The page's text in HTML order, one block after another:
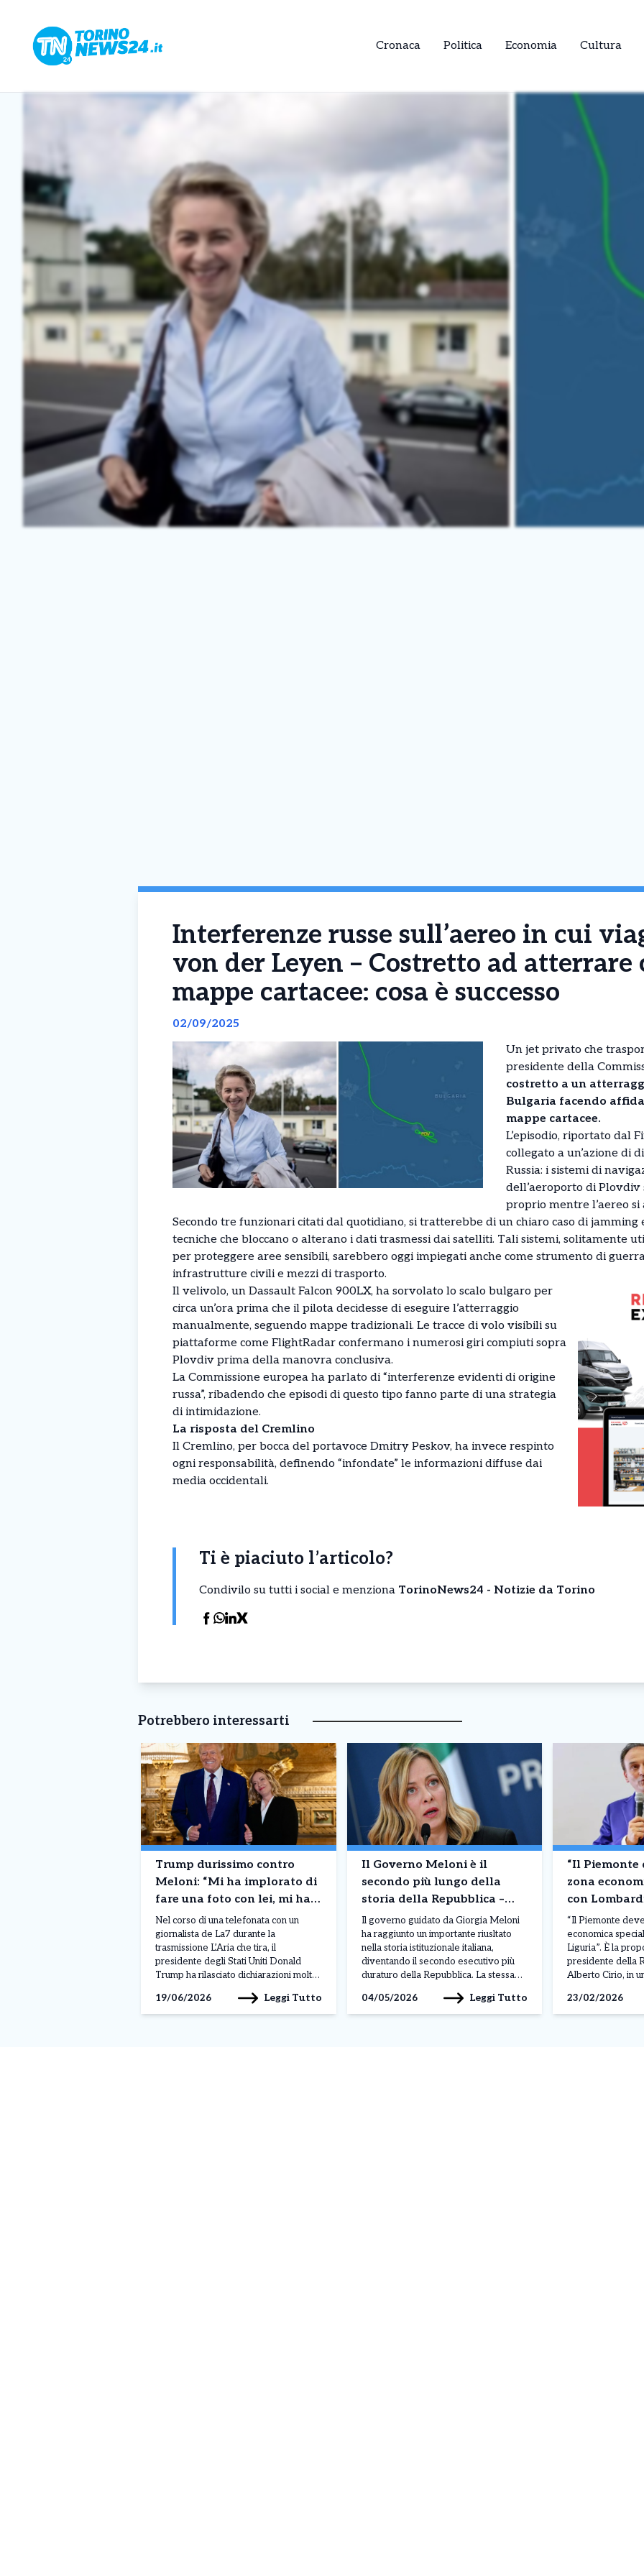
Cronaca Politica Economia Cultura
Interferenze russe sull’aereo in cui
von der Leyen – Costretto ad atterrare
mappe cartacee: cosa è successo
02/09/2025
Un jet privato che
presidente della
costretto a un
Bulgaria facendo
mappe cartacee.
L’episodio, riportato dal
collegato a un’azione di
Russia: i sistemi di
dell’aeroporto di
proprio mentre l’aereo
Secondo tre funzionari citati dal quotidiano, si tratterebbe di un chiaro caso di jamming
tecniche che bloccano o alterano i dati trasmessi dai satelliti. Tali sistemi, solitamente
per proteggere aree sensibili, sarebbero oggi impiegati anche come strumento di
infrastrutture civili e mezzi di trasporto.
Il velivolo, un Dassault Falcon 900LX, ha sorvolato lo scalo bulgaro per
circa un’ora prima che il pilota decidesse di eseguire l’atterraggio
manualmente, seguendo mappe tradizionali. Le tracce di volo visibili su
piattaforme come FlightRadar confermano i numerosi giri compiuti sopra
Plovdiv prima della manovra conclusiva.
La Commissione europea ha parlato di “interferenze evidenti di origine
russa”, ribadendo che episodi di questo tipo fanno parte di una strategia
di intimidazione.
La risposta del Cremlino
Il Cremlino, per bocca del portavoce Dmitry Peskov, ha invece respinto
ogni responsabilità, definendo “infondate” le informazioni diffuse dai
media occidentali.
Ti è piaciuto l’articolo?
Condivilo su tutti i social e menziona TorinoNews24 - Notizie da Torino
Potrebbero interessarti
Trump durissimo contro
Meloni: “Mi ha implorato di
fare una foto con lei, mi ha
fatto pena’”. La replica
Nel corso di una telefonata con un
giornalista de La7 durante la
trasmissione L’Aria che tira, il
presidente degli Stati Uniti Donald
Trump ha rilasciato dichiarazioni molto
Consiglio italiana Giorgia Meloni,
facendo riferimento a un incontro
19/06/2026 Leggi Tutto
Il Governo Meloni è il
secondo più lungo della
storia della Repubblica –
Superati Craxi e Berlusconi
Il governo guidato da Giorgia Meloni
ha raggiunto un importante riusltato
nella storia istituzionale italiana,
diventando il secondo esecutivo più
duraturo della Repubblica. La stessa
ricordando: “Da oggi il governo che ho
l’onore di guidare diventa il secondo
04/05/2026 Leggi Tutto
“Il Piemonte
zona
con
Come il Sud
di Cirio
“Il Piemonte
economica
Liguria”. È la
presidente della
Alberto Cirio, in
chiedere
al Nord Ovest,
Liguria. «Le
23/02/2026